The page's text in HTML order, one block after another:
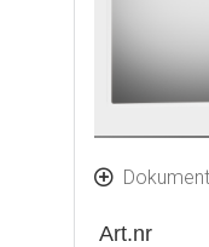
Dokument
Art.nr